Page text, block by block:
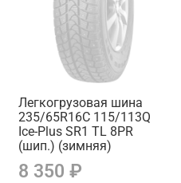
Легкогрузовая шина
235/65R16C 115/113Q
Ice-Plus SR1 TL 8PR
(шип.) (зимняя)
8 350 ₽